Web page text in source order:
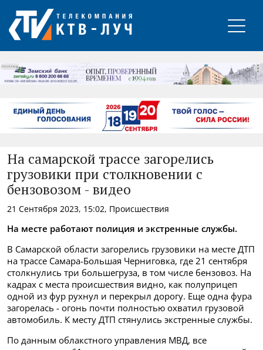
РЕКЛАМА
На самарской трассе загорелись
грузовики при столкновении с
бензовозом - видео
21 Сентября 2023, 15:02, Происшествия
На месте работают полиция и экстренные службы.
В Самарской области загорелись грузовики на месте ДТП
на трассе Самара-Большая Черниговка, где 21 сентября
столкнулись три большегруза, в том числе бензовоз. На
кадрах с места происшествия видно, как полуприцеп
одной из фур рухнул и перекрыл дорогу. Еще одна фура
загорелась - огонь почти полностью охватил грузовой
автомобиль. К месту ДТП стянулись экстренные службы.
По данным облакстного управления МВД, все